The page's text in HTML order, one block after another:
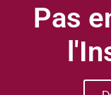
Pas